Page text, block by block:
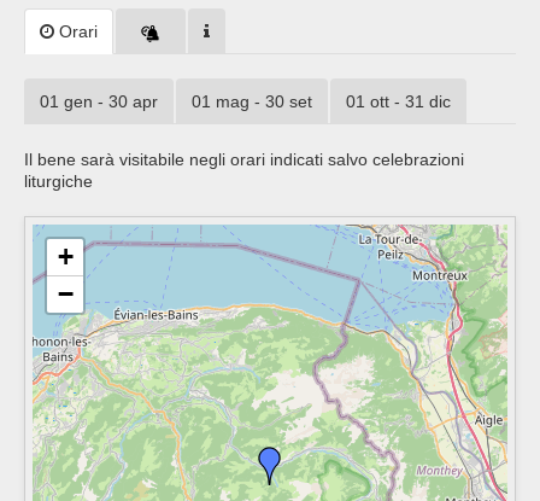
Orari
01 gen - 30 apr 01 mag - 30 set 01 ott - 31 dic
Il bene sarà visitabile negli orari indicati salvo celebrazioni
liturgiche
+
−